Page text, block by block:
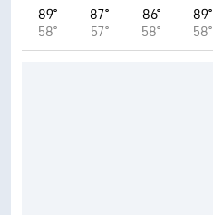
89°
58°
87°
57°
86°
58°
89°
58°